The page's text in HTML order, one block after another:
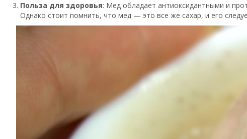
Польза для здоровья: Мед обладает антиоксидантными и
Однако стоит помнить, что мед — это все же сахар, и его